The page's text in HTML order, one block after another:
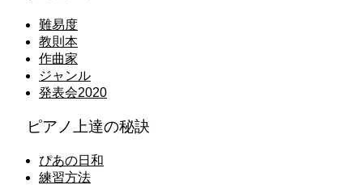
難易度
教則本
作曲家
ジャンル
発表会2020
ピアノ上達の秘訣
ぴあの日和
練習方法